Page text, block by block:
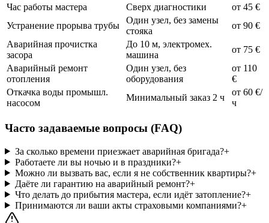
Час работы мастера
Сверх диагностики
от 45 €
Устранение прорыва трубы
Один узел, без замены
стояка
от 90 €
Аварийная прочистка
засора
До 10 м, электромех.
машина
от 75 €
Аварийный ремонт
отопления
Один узел, без
оборудования
от 110
€
Откачка воды промышл.
насосом
Минимальный заказ 2 ч
от 60 €/
ч
Часто задаваемые вопросы (FAQ)
За сколько времени приезжает аварийная бригада?+
Работаете ли вы ночью и в праздники?+
Можно ли вызвать вас, если я не собственник квартиры?+
Даёте ли гарантию на аварийный ремонт?+
Что делать до прибытия мастера, если идёт затопление?+
Принимаются ли ваши акты страховыми компаниями?+